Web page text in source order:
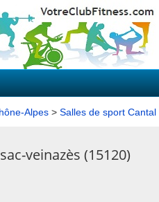
Alpes > Salles de sport Cantal
veinazès (15120)